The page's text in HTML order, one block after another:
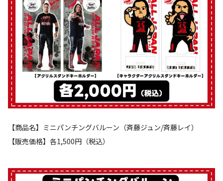
【商品名】ミニパンチングバルーン（斉藤ジュン/斉藤レイ）
【販売価格】各1,500円（税込）